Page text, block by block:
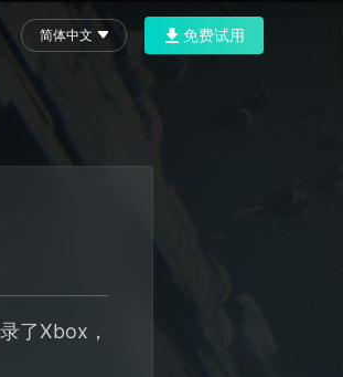
简体中文 免费试用
了Xbox，